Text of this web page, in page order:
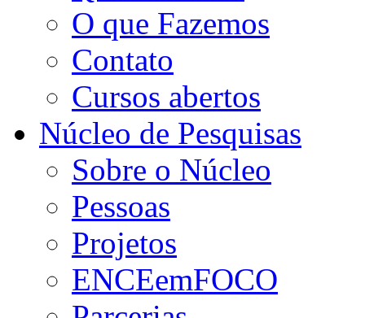
O que Fazemos
Contato
Cursos abertos
Núcleo de Pesquisas
Sobre o Núcleo
Pessoas
Projetos
ENCEemFOCO